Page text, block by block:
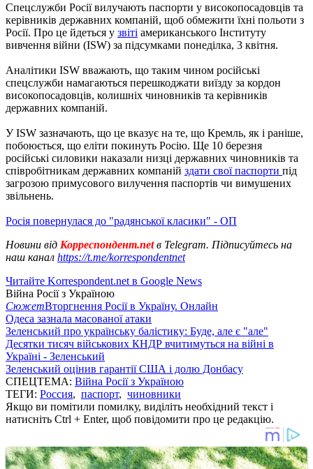
Спецслужби Росії вилучають паспорти у високопосадовців та
керівників державних компаній, щоб обмежити їхні польоти з
Росії. Про це йдеться у звіті американського Інституту
вивчення війни (ISW) за підсумками понеділка, 3 квітня.
Аналітики ISW вважають, що таким чином російські
спецслужби намагаються перешкоджати виїзду за кордон
високопосадовців, колишніх чиновників та керівників
державних компаній.
У ISW зазначають, що це вказує на те, що Кремль, як і раніше,
побоюється, що еліти покинуть Росію. Ще 10 березня
російські силовики наказали низці державних чиновників та
співробітникам державних компаній здати свої паспорти під
загрозою примусового вилучення паспортів чи вимушених
звільнень.
Росія повернулася до "радянської класики" - ОП
Новини від Корреспондент.netв Telegram. Підписуйтесь на
наш канал https://t.me/korrespondentnet
Читайте Korrespondent.net в Google News
Війна Росії з Україною
СюжетВторгнення Росії в Україну. Онлайн
Одеса зазнала масованої атаки
Зеленський про українську балістику: Буде, але є "але"
Десятки тисяч військових КНДР вчитимуться на війні в
Україні - Зеленський
Зеленський оцінив гарантії США і долю Донбасу
СПЕЦТЕМА: Війна Росії з Україною
ТЕГИ: Россия, паспорт, чиновники
Якщо ви помітили помилку, виділіть необхідний текст і
натисніть Ctrl + Enter, щоб повідомити про це редакцію.